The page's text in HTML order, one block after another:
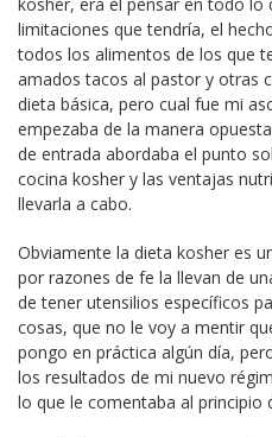
limitaciones que tendría, el
todos los alimentos de los que
amados tacos al pastor y otras
dieta básica, pero cual fue mi
empezaba de la manera
de entrada abordaba el punto
cocina kosher y las ventajas
llevarla a cabo.
Obviamente la dieta kosher es
por razones de fe la llevan de
de tener utensilios específicos
cosas, que no le voy a mentir
pongo en práctica algún día,
los resultados de mi nuevo
lo que le comentaba al principio